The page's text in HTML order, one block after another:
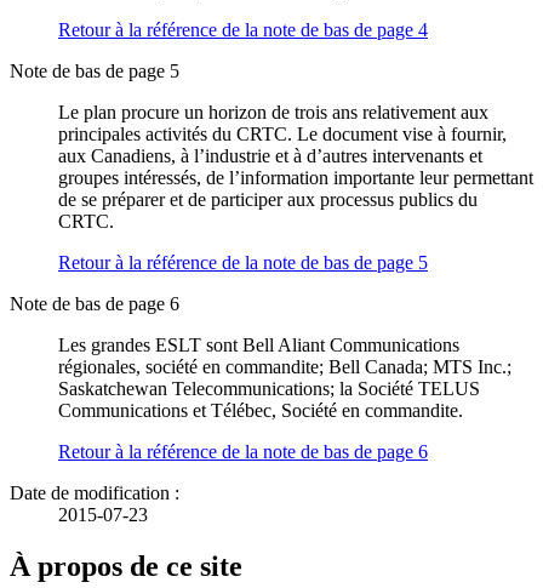
Retour à la référence de la note de bas de page 4
Note de bas de page 5
Le plan procure un horizon de trois ans relativement aux
principales activités du CRTC. Le document vise à fournir,
aux Canadiens, à l’industrie et à d’autres intervenants et
groupes intéressés, de l’information importante leur permettant
de se préparer et de participer aux processus publics du
CRTC.
Retour à la référence de la note de bas de page 5
Note de bas de page 6
Les grandes ESLT sont Bell Aliant Communications
régionales, société en commandite; Bell Canada; MTS Inc.;
Saskatchewan Telecommunications; la Société TELUS
Communications et Télébec, Société en commandite.
Retour à la référence de la note de bas de page 6
Date de modification :
2015-07-23
À propos de ce site